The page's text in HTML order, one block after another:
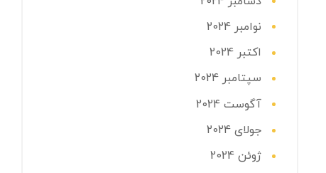
نوامبر 2024
اکتبر 2024
سپتامبر 2024
آگوست 2024
جولای 2024
ژوئن 2024